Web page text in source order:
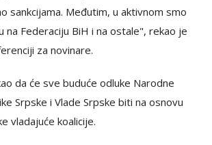
sankcijama. Međutim, u aktivnom smo
na Federaciju BiH i na ostale", rekao je
za novinare.
da će sve buduće odluke Narodne
Srpske i Vlade Srpske biti na osnovu
vladajuće koalicije.